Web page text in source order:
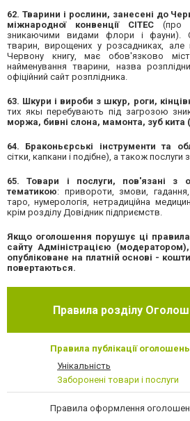
62. Тварини і рослини, занесені до
міжнародної конвенції СІТЕС (про
зникаючими видами флори і фауни).
тварин, вирощених у розсадниках,
Червону книгу, має обов'язково
найменування тварини, назва
офіційний сайт розплідника.
63. Шкури і вироби з шкур, роги,
тих якы перебувають під загрозою
моржа, бивні слона, мамонта, зуб кита
64. Браконьєрські інструменти та
сітки, капкани і подібне), а також послуги
65. Товари і послуги, пов'язані з
тематикою: привороти, змови, гадання,
таро, нумерологія, нетрадиційна
крім розділу Довідник підприємств.
Якщо оголошення порушує ці
сайту Адміністрацією
опубліковане на платній основі -
повертаються.
Правила розділу
Правила публікації оголошень
Унікальність
Заборонені товари і послуги
Правила оформлення